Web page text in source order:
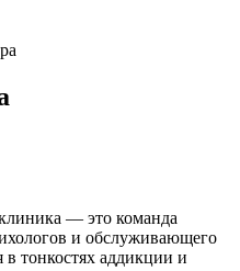
— это команда
и обслуживающего
в тонкостях аддикции и